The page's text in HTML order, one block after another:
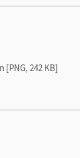
[PNG, 242 KB]